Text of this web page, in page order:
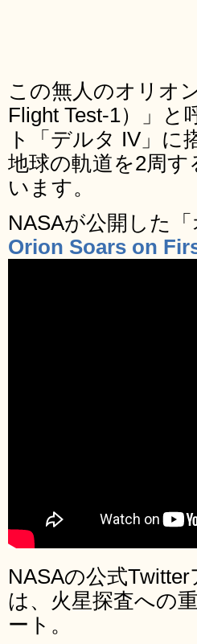
この無人のオリオ
Flight Test-1）」
ト「デルタ IV」に
地球の軌道を2周
います。
NASAが公開した
Orion Soars on
NASAの公式
は、火星探査への
ート。